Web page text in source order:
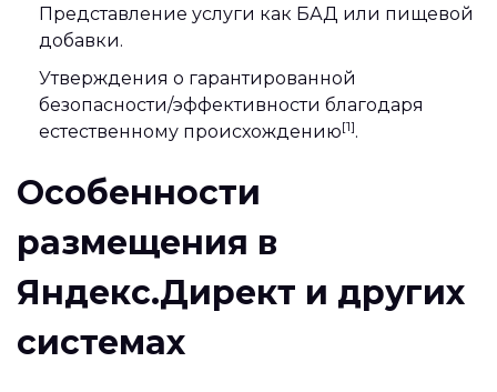
Представление услуги как БАД или пищевой
добавки.
Утверждения о гарантированной
безопасности/эффективности благодаря
естественному происхождению[1].
Особенности
размещения в
Яндекс.Директ и других
системах